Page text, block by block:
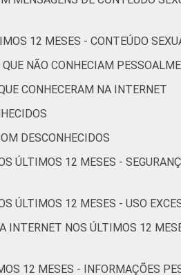
5 37 5
4
6 41 5
12 22 6
12 MESES - CONTEÚDO
NÃO CONHECIAM
CONHECERAM NA INTERNET
DESCONHECIDOS
ÚLTIMOS 12 MESES -
ÚLTIMOS 12 MESES - USO
INTERNET NOS ÚLTIMOS 12
12 MESES - INFORMAÇÕES